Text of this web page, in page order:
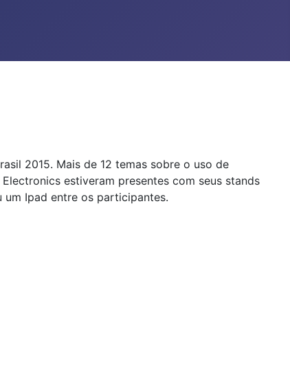
2015. Mais de 12 temas sobre o uso de
estiveram presentes com seus stands
Ipad entre os participantes.